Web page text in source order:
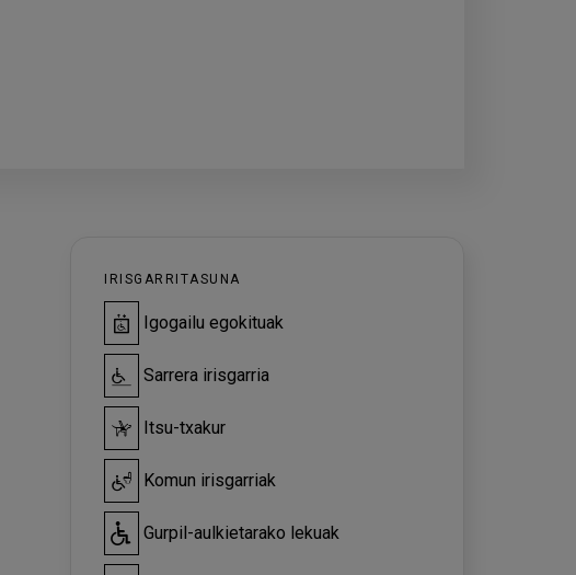
IRISGARRITASUNA
Igogailu egokituak
Sarrera irisgarria
Itsu-txakur
Komun irisgarriak
Gurpil-aulkietarako lekuak